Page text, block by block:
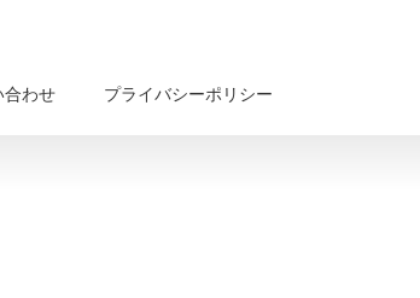
合わせ プライバシーポリシー